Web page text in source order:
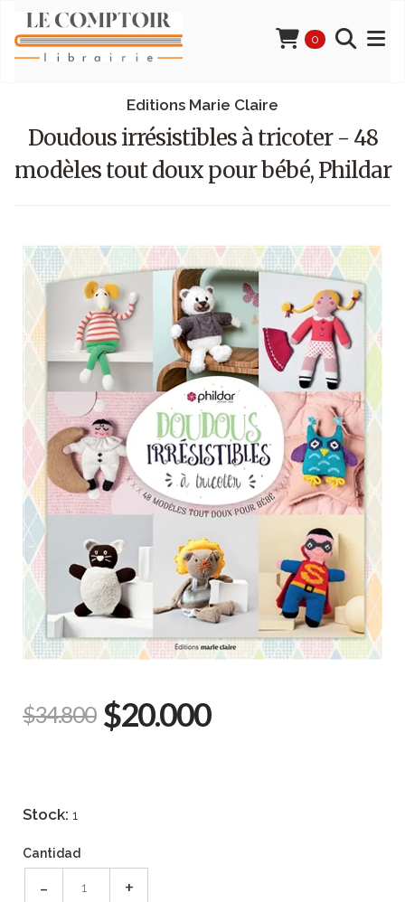
0
Editions Marie Claire
Doudous irrésistibles à tricoter - 48
modèles tout doux pour bébé, Phildar
$34.800 $20.000
Stock: 1
Cantidad
- +